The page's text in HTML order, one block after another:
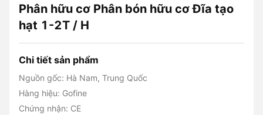
Phân hữu cơ Phân bón hữu cơ Đĩa tạo
hạt 1-2T / H
Chi tiết sản phẩm
Nguồn gốc: Hà Nam, Trung Quốc
Hàng hiệu: Gofine
Chứng nhận: CE